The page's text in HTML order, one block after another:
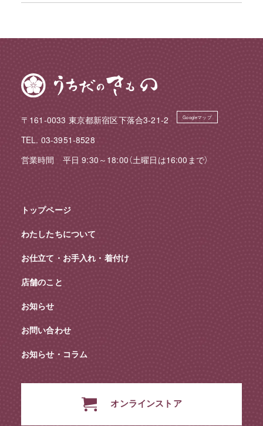
〒161-0033 東京都新宿区下落合3-21-2 Googleマップ
TEL. 03-3951-8528
営業時間 平日 9:30～18:00（土曜日は16:00まで）
トップページ
わたしたちについて
お仕立て・お手入れ・着付け
店舗のこと
お知らせ
お問い合わせ
お知らせ・コラム
オンラインストア